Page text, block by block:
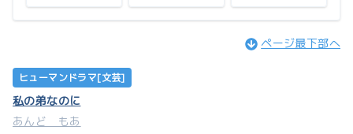
ページ最下部へ
ヒューマンドラマ[文芸]
私の弟なのに
あんど もあ